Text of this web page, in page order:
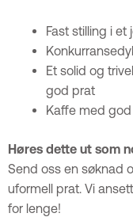
Fast stilling i
Et solid og
god prat
Kaffe med
Høres dette ut som
Send oss en søknad
uformell prat. Vi
for lenge!